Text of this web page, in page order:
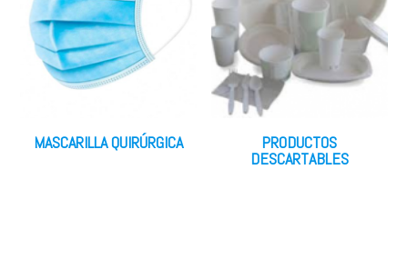
MASCARILLA QUIRÚRGICA PRODUCTOS
DESCARTABLES